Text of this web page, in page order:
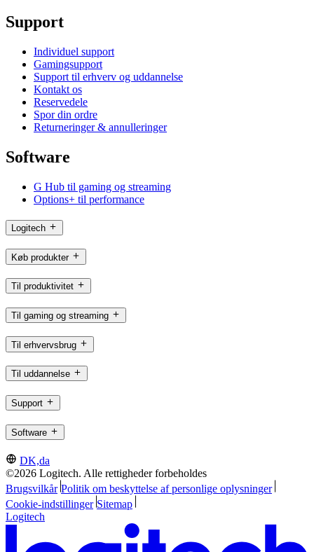
Support
Individuel support
Gamingsupport
Support til erhverv og uddannelse
Kontakt os
Reservedele
Spor din ordre
Returneringer & annulleringer
Software
G Hub til gaming og streaming
Options+ til performance
Logitech
Køb produkter
Til produktivitet
Til gaming og streaming
Til erhvervsbrug
Til uddannelse
Support
Software
DK,da
©2026 Logitech. Alle rettigheder forbeholdes
Brugsvilkår Politik om beskyttelse af personlige oplysninger
Cookie-indstillinger Sitemap
Logitech